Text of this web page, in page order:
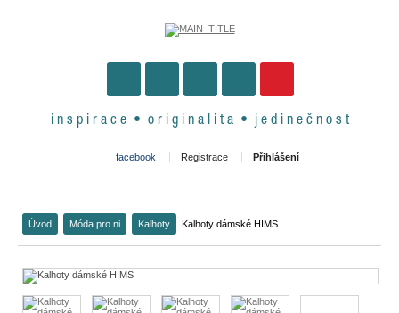
i n s p i r a c e • o r i g i n a l i t a • j e d i n e č n o s t
facebook Registrace Přihlášení
Úvod Móda pro ni Kalhoty Kalhoty dámské HIMS